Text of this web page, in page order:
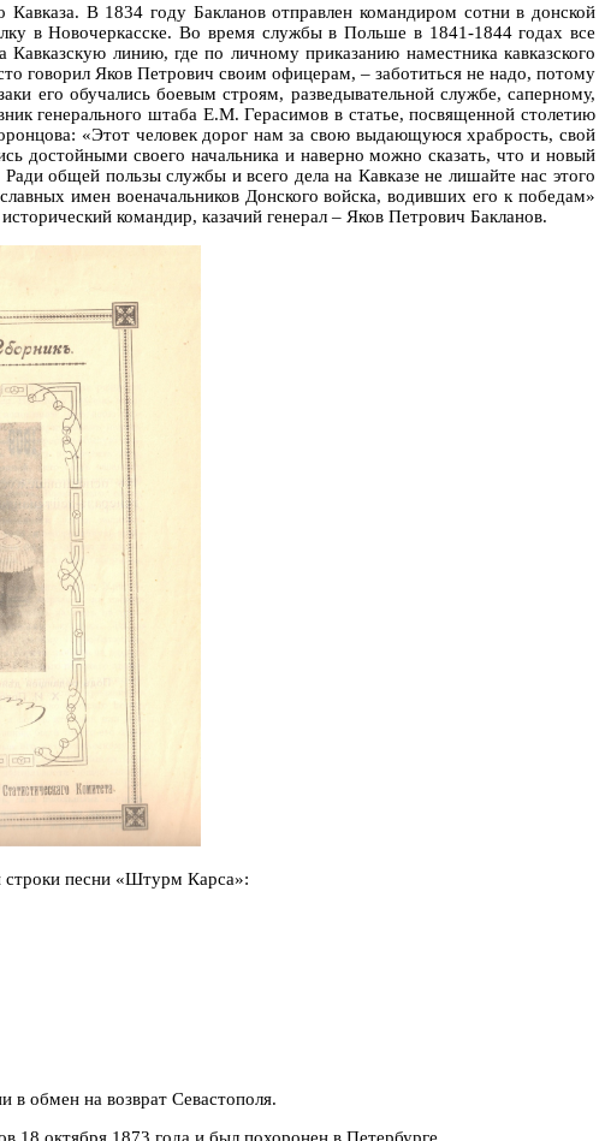
В 1834 году Бакланов отправлен командиром сотни в донской
в Новочеркасске. Во время службы в Польше в 1841-1844 годах все
линию, где по личному приказанию наместника кавказского
говорил Яков Петрович своим офицерам, – заботиться не надо, потому
его обучались боевым строям, разведывательной службе, саперному,
генерального штаба Е.М. Герасимов в статье, посвященной столетию
«Этот человек дорог нам за свою выдающуюся храбрость, свой
достойными своего начальника и наверно можно сказать, что и новый
общей пользы службы и всего дела на Кавказе не лишайте нас этого
имен военачальников Донского войска, водивших его к победам»
командир, казачий генерал – Яков Петрович Бакланов.
строки песни «Штурм Карса»:
обмен на возврат Севастополя.